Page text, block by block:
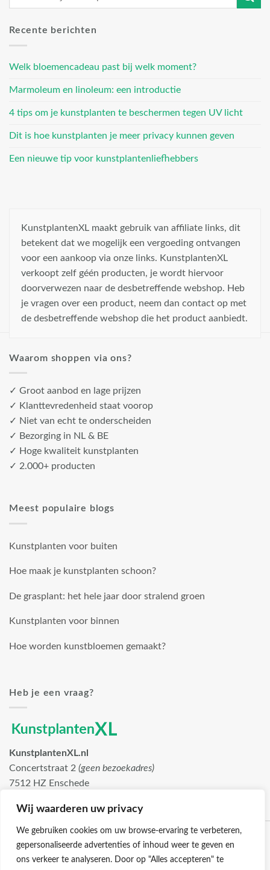
Wij waarderen uw privacy
We gebruiken cookies om uw browse-ervaring te verbeteren,
gepersonaliseerde advertenties of inhoud weer te geven en
ons verkeer te analyseren. Door op "Alles accepteren" te
Recente berichten
Welk bloemencadeau past bij welk moment?
Marmoleum en linoleum: een introductie
4 tips om je kunstplanten te beschermen tegen UV licht
Dit is hoe kunstplanten je meer privacy kunnen geven
Een nieuwe tip voor kunstplantenliefhebbers
KunstplantenXL maakt gebruik van affiliate links, dit
betekent dat we mogelijk een vergoeding ontvangen
voor een aankoop via onze links. KunstplantenXL
verkoopt zelf géén producten, je wordt hiervoor
doorverwezen naar de desbetreffende webshop. Heb
je vragen over een product, neem dan contact op met
de desbetreffende webshop die het product aanbiedt.
Waarom shoppen via ons?
✓ Groot aanbod en lage prijzen
✓ Klanttevredenheid staat voorop
✓ Niet van echt te onderscheiden
✓ Bezorging in NL & BE
✓ Hoge kwaliteit kunstplanten
✓ 2.000+ producten
Meest populaire blogs
Kunstplanten voor buiten
Hoe maak je kunstplanten schoon?
De grasplant: het hele jaar door stralend groen
Kunstplanten voor binnen
Hoe worden kunstbloemen gemaakt?
Heb je een vraag?
KunstplantenXL.nl
Concertstraat 2 (geen bezoekadres)
7512 HZ Enschede